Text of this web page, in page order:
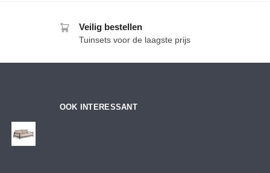
Veilig bestellen
Tuinsets voor de laagste prijs
OOK INTERESSANT